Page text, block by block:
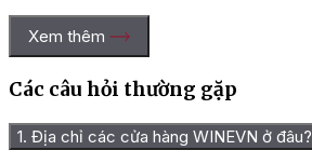
Xem thêm
Các câu hỏi thường gặp
1. Địa chỉ các cửa hàng WINEVN ở đâu?